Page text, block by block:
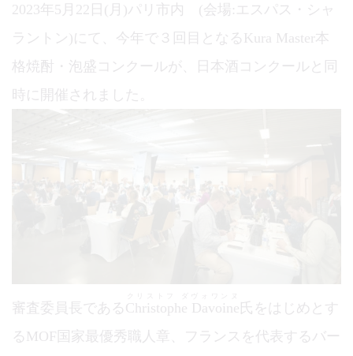
2023年5月22日(月)パリ市内 (会場:エスパス・シャ
ラントン)にて、今年で３回目となるKura Master本
格焼酎・泡盛コンクールが、日本酒コンクールと同
時に開催されました。
審査委員長である Christophe Davoine 氏をはじめとす
るMOF国家最優秀職人章、フランスを代表するバー